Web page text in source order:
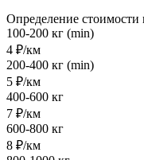
Определение стоимости
100-200 кг (min)
4 ₽/км
200-400 кг (min)
5 ₽/км
400-600 кг
7 ₽/км
600-800 кг
8 ₽/км